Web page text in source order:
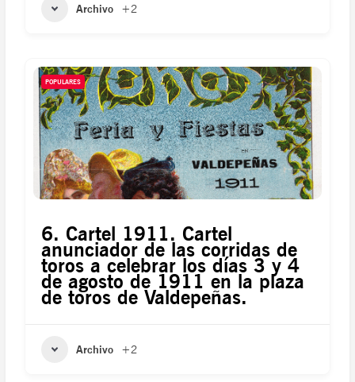
Archivo +2
POPULARES
6. Cartel 1911. Cartel
anunciador de las corridas de
toros a celebrar los días 3 y 4
de agosto de 1911 en la plaza
de toros de Valdepeñas.
Archivo +2